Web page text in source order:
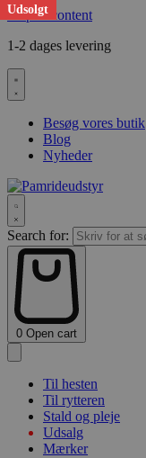
Skip to content
1-2 dages levering
Besøg vores butik
Blog
Nyheder
Search for:
0 Open cart
Til hesten
Til rytteren
Stald og pleje
Udsalg
Mærker
Udsolgt